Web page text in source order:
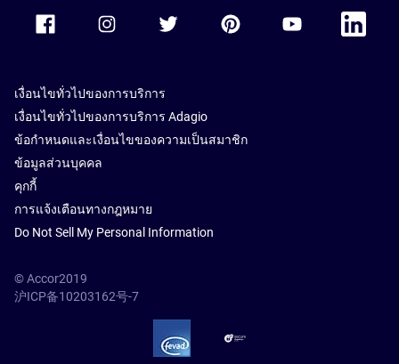
Accor Youtube
Accor
เงื่อนไขทั่วไปของการบริการ
เงื่อนไขทั่วไปของการบริการ Adagio
ข้อกำหนดและเงื่อนไขของความเป็นสมาชิก
ข้อมูลส่วนบุคคล
คุกกี้
การแจ้งเตือนทางกฎหมาย
Do Not Sell My Personal Information
© Accor2019
沪ICP备10203162号-7